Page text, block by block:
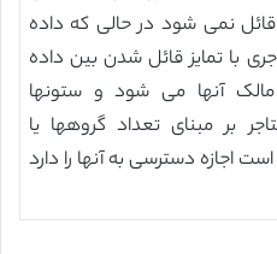
قائل نمی شود در حالی که داده
با تمایز قائل شدن بین داده
آنها می شود و ستونها
بر مبنای تعداد گروهها یا
اجازه دسترسی به آنها را دارد